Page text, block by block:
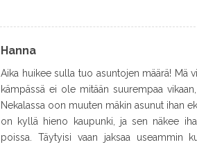
Hanna
Aika huikee sulla tuo asuntojen määrä! Mä
kämpässä ei ole mitään suurempaa
Nekalassa oon muuten mäkin asunut ihan
on kyllä hieno kaupunki, ja sen näkee
poissa. Täytyisi vaan jaksaa useammin